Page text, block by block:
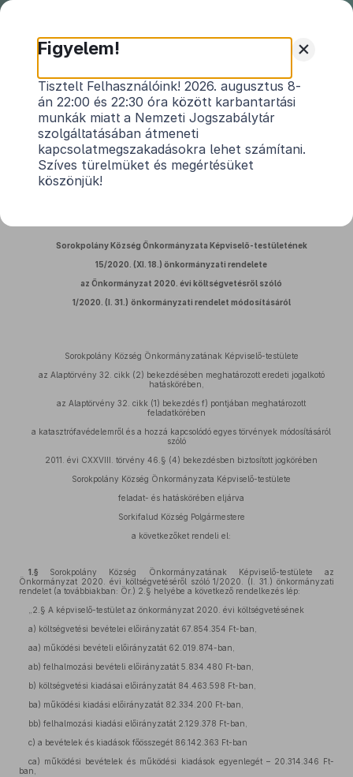
Sorokpolány Község Önkormányzata
Képviselő-testülete 15/2020. (XI.18.)
önkormányzati rendelete
az Önkormányzat 2020. évi költségvetésről
szóló 1/2020. (I. 31.) önkormányzati rendelet
Sorokpolány Község Önkormányzata Képviselő-testületének
15/2020. (XI. 18.) önkormányzati rendelete
az Önkormányzat 2020. évi költségvetésről szóló
1/2020. (I. 31.) önkormányzati rendelet módosításáról
Sorokpolány Község Önkormányzatának Képviselő-testülete
az Alaptörvény 32. cikk (2) bekezdésében meghatározott eredeti jogalkotó
hatáskörében,
az Alaptörvény 32. cikk (1) bekezdés f) pontjában meghatározott
feladatkörében
a katasztrófavédelemről és a hozzá kapcsolódó egyes törvények módosításáról
szóló
2011. évi CXXVIII. törvény 46.§ (4) bekezdésben biztosított jogkörében
Sorokpolány Község Önkormányzata Képviselő-testülete
feladat- és hatáskörében eljárva
Sorkifalud Község Polgármestere
a következőket rendeli el:
1.§
Sorokpolány Község Önkormányzatának Képviselő-testülete az
Önkormányzat 2020. évi költségvetéséről szóló 1/2020. (I. 31.) önkormányzati
rendelet (a továbbiakban: Ör.) 2.§ helyébe a következő rendelkezés lép:
„2.§ A képviselő-testület az önkormányzat 2020. évi költségvetésének
a) költségvetési bevételei előirányzatát 67.854.354 Ft-ban,
aa) működési bevételi előirányzatát 62.019.874-ban,
ab) felhalmozási bevételi előirányzatát 5.834.480 Ft-ban,
b) költségvetési kiadásai előirányzatát 84.463.598 Ft-ban,
ba) működési kiadási előirányzatát 82.334.200 Ft-ban,
bb) felhalmozási kiadási előirányzatát 2.129.378 Ft-ban,
c) a bevételek és kiadások főösszegét 86.142.363 Ft-ban
ca) működési bevételek és működési kiadások egyenlegét – 20.314.346 Ft-
ban,
+
Figyelem!
Tisztelt Felhasználóink! 2026. augusztus 8-
án 22:00 és 22:30 óra között karbantartási
munkák miatt a Nemzeti Jogszabálytár
szolgáltatásában átmeneti
kapcsolatmegszakadásokra lehet számítani.
Szíves türelmüket és megértésüket
köszönjük!